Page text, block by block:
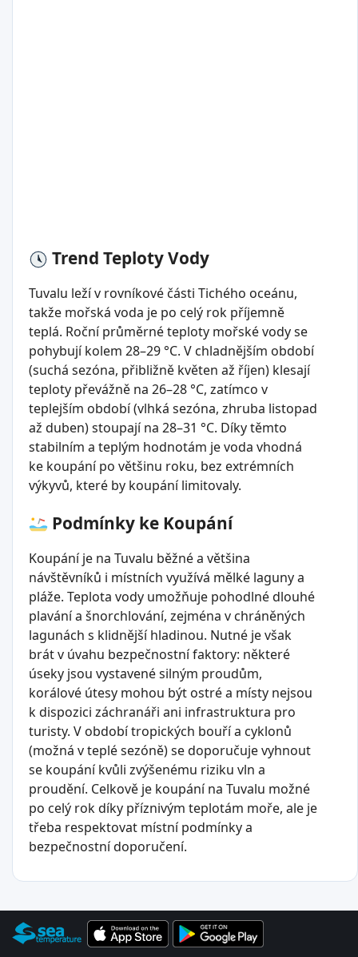
Trend Teploty Vody
Tuvalu leží v rovníkové části Tichého oceánu,
takže mořská voda je po celý rok příjemně
teplá. Roční průměrné teploty mořské vody se
pohybují kolem 28–29 °C. V chladnějším období
(suchá sezóna, přibližně květen až říjen) klesají
teploty převážně na 26–28 °C, zatímco v
teplejším období (vlhká sezóna, zhruba listopad
až duben) stoupají na 28–31 °C. Díky těmto
stabilním a teplým hodnotám je voda vhodná
ke koupání po většinu roku, bez extrémních
výkyvů, které by koupání limitovaly.
Podmínky ke Koupání
Koupání je na Tuvalu běžné a většina
návštěvníků i místních využívá mělké laguny a
pláže. Teplota vody umožňuje pohodlné dlouhé
plavání a šnorchlování, zejména v chráněných
lagunách s klidnější hladinou. Nutné je však
brát v úvahu bezpečnostní faktory: některé
úseky jsou vystavené silným proudům,
korálové útesy mohou být ostré a místy nejsou
k dispozici záchranáři ani infrastruktura pro
turisty. V období tropických bouří a cyklonů
(možná v teplé sezóně) se doporučuje vyhnout
se koupání kvůli zvýšenému riziku vln a
proudění. Celkově je koupání na Tuvalu možné
po celý rok díky příznivým teplotám moře, ale je
třeba respektovat místní podmínky a
bezpečnostní doporučení.